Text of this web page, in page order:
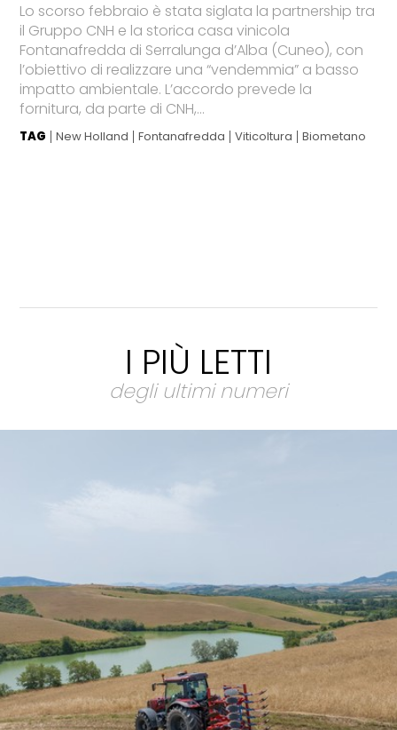
Lo scorso febbraio è stata siglata la partnership tra
il Gruppo CNH e la storica casa vinicola
Fontanafredda di Serralunga d’Alba (Cuneo), con
l’obiettivo di realizzare una “vendemmia” a basso
impatto ambientale. L’accordo prevede la
fornitura, da parte di CNH,...
TAG New Holland Fontanafredda Viticoltura Biometano
I PIÙ LETTI
degli ultimi numeri